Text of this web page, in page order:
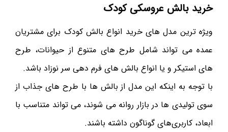
خرید بالش عروسکی کودک
ویژه ترین مدل های خرید انواع بالش کودک برای مشتریان
عمده می تواند شامل طرح های متنوع از حیوانات، طرح
های استیکر و یا انواع بالش های فرم دهی سر نوزاد باشد.
با توجه به اینکه این مدل از بالش ها با طرح های جذاب از
سوی تولیدی ها در بازار روانه می شوند، می ‌تواند متناسب با
ابعاد، کاربری‌های گوناگون داشته باشند.